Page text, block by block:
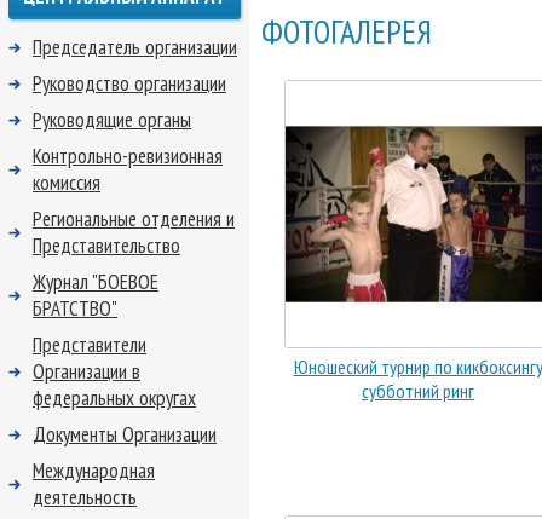
ФОТОГАЛЕРЕЯ
Юношеский турнир по кикбоксингу
субботний ринг
Председатель организации
Руководство организации
Руководящие органы
Контрольно-ревизионная
комиссия
Региональные отделения и
Представительство
Журнал "БОЕВОЕ
БРАТСТВО"
Представители
Организации в
федеральных округах
Документы Организации
Международная
деятельность